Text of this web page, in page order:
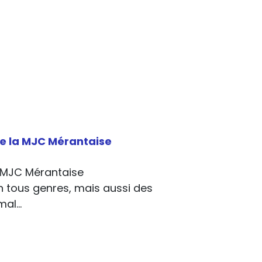
la MJC Mérantaise
Mérantaise
genres, mais aussi des